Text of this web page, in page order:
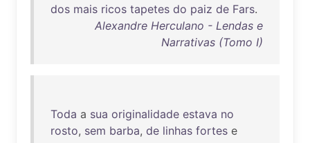
dos mais ricos tapetes do paiz de Fars.
Alexandre Herculano - Lendas e
Narrativas (Tomo I)
Toda a sua originalidade estava no
rosto, sem barba, de linhas fortes e